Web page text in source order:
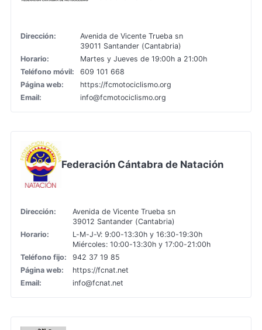
Dirección:
Avenida de Vicente Trueba sn
39011 Santander (Cantabria)
Horario:
Martes y Jueves de 19:00h a 21:00h
Teléfono móvil:
609 101 668
Página web:
https://fcmotociclismo.org
Email:
info@fcmotociclismo.org
Federación Cántabra de Natación
Dirección:
Avenida de Vicente Trueba sn
39012 Santander (Cantabria)
Horario:
L-M-J-V: 9:00-13:30h y 16:30-19:30h
Miércoles: 10:00-13:30h y 17:00-21:00h
Teléfono fijo:
942 37 19 85
Página web:
https://fcnat.net
Email:
info@fcnat.net